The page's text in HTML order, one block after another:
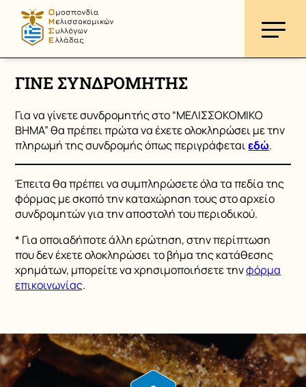
ΓΙΝΕ ΣΥΝΔΡΟΜΗΤΗΣ
Για να γίνετε συνδρομητής στο “ΜΕΛΙΣΣΟΚΟΜΙΚΟ
ΒΗΜΑ” θα πρέπει πρώτα να έχετε ολοκληρώσει με την
πληρωμή της συνδρομής όπως περιγράφεταιεδώ.
Έπειτα θα πρέπει να συμπληρώσετε όλα τα πεδία της
φόρμας με σκοπό την καταχώρηση τους στο αρχείο
συνδρομητών για την αποστολή του περιοδικού.
* Για οποιαδήποτε άλλη ερώτηση, στην περίπτωση
που δεν έχετε ολοκληρώσει το βήμα της κατάθεσης
χρημάτων, μπορείτε να χρησιμοποιήσετε τηνφόρμα
επικοινωνίας.